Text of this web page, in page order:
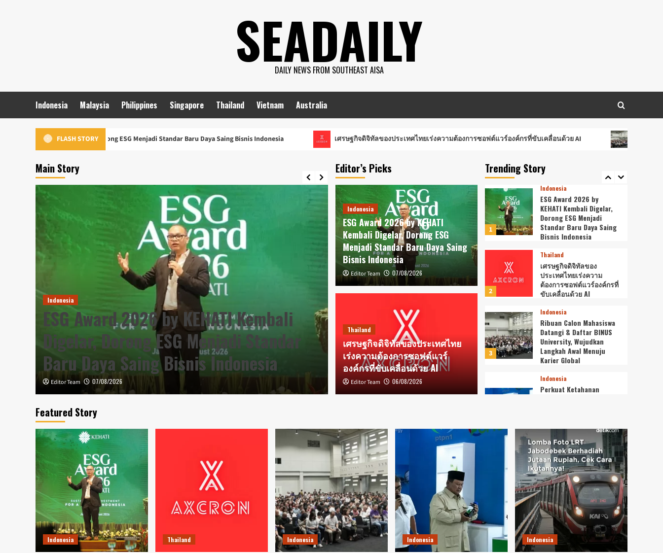
SEADAILY
DAILY NEWS FROM SOUTHEAST AISA
Indonesia Malaysia Philippines Singapore Thailand Vietnam Australia
FLASH STORY
Digelar, Dorong ESG Menjadi Standar Baru Daya Saing Bisnis Indonesia เศรษฐกิจดิจิทัลของประเทศไทยเร่งความต้องการซอฟต์แวร์องค์กรที่ขับเคลื่อนด้วย AI Ribuan Calon Mahasiswa
Main Story
Indonesia
ESG Award 2026 by KEHATI Kembali
Digelar, Dorong ESG Menjadi Standar
Baru Daya Saing Bisnis Indonesia
Editor Team 07/08/2026
เศรษฐกิจดิจิทัลของประเทศไทยเร่ง
ความต้องการซอฟต์แวร์องค์กรที่ขับ
เคลื่อนด้วย AI
Editor Team 06/08/2026
Editor’s Picks
Indonesia
ESG Award 2026 by KEHATI
Kembali Digelar, Dorong ESG
Menjadi Standar Baru Daya Saing
Bisnis Indonesia
Editor Team 07/08/2026
Thailand
เศรษฐกิจดิจิทัลของประเทศไทย
เร่งความต้องการซอฟต์แวร์
องค์กรที่ขับเคลื่อนด้วย AI
Editor Team 06/08/2026
Trending Story
5
Indonesia
Lomba Foto LRT Hadirkan
Syaratnya
1
Indonesia
ESG Award 2026 by
KEHATI Kembali Digelar,
Dorong ESG Menjadi
Standar Baru Daya Saing
Bisnis Indonesia
2
Thailand
เศรษฐกิจดิจิทัลของ
ประเทศไทยเร่งความ
ต้องการซอฟต์แวร์องค์กรที่
ขับเคลื่อนด้วย AI
3
Indonesia
Ribuan Calon Mahasiswa
Datangi & Daftar BINUS
University, Wujudkan
Langkah Awal Menuju
Karier Global
4
Indonesia
Perkuat Ketahanan
Bioetanol PTPN I
(Persero), Subholding
Perkebunan Nusantara
Indonesia
Lomba Foto LRT Hadirkan
Hadiah Menarik, Ini
Syaratnya
Indonesia
ESG Award 2026 by
KEHATI Kembali Digelar,
Dorong ESG Menjadi
Featured Story
Indonesia Thailand Indonesia Indonesia Indonesia